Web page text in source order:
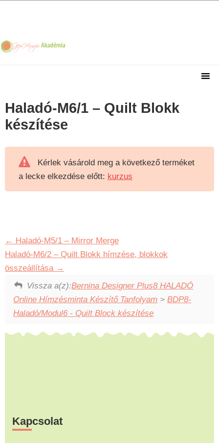
navigation
content
sidebar
Haladó-M6/1 – Quilt Blokk
készítése
Kérlek vásárold meg a következő terméket
a lecke elkezdése előtt: kurzus
Haladó-M5/1 – Mirror Merge
Haladó-M6/2 – Quilt Blokk hímzése, blokkok
összeállítása
Vissza a(z):Bernina Designer Plus8 HALADÓ
Online Hímzésminta Készítő Tanfolyam >BDP8-
Haladó/Modul6 - Quilt Block készítése
Kapcsolat